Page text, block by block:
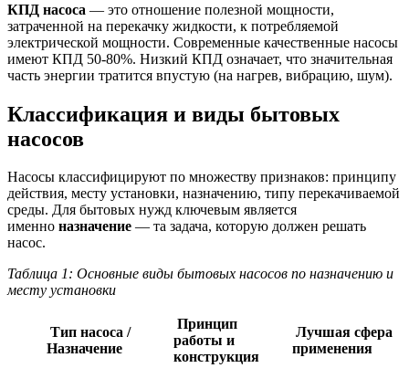
КПД насоса — это отношение полезной мощности,
затраченной на перекачку жидкости, к потребляемой
электрической мощности. Современные качественные насосы
имеют КПД 50-80%. Низкий КПД означает, что значительная
часть энергии тратится впустую (на нагрев, вибрацию, шум).
Классификация и виды бытовых
насосов
Насосы классифицируют по множеству признаков: принципу
действия, месту установки, назначению, типу перекачиваемой
среды. Для бытовых нужд ключевым является
именно назначение — та задача, которую должен решать
насос.
Таблица 1: Основные виды бытовых насосов по назначению и
месту установки
Тип насоса /
Назначение
Принцип
работы и
конструкция
Лучшая сфера
применения